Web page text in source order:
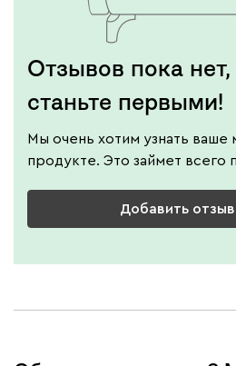
Отзывов пока нет,
станьте первыми!
Мы очень хотим узнать
продукте. Это займет всего
Добавить отзыв